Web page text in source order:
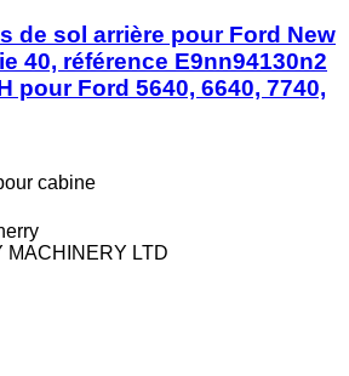
de sol arrière pour Ford New
40, référence E9nn94130n2
pour Ford 5640, 6640, 7740,
cabine
LTD